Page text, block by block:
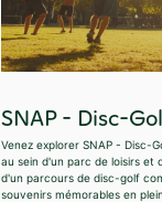
SNAP - Disc-
Venez explorer SNAP - Disc-
au sein d'un parc de loisirs
d'un parcours de disc-golf
souvenirs mémorables en